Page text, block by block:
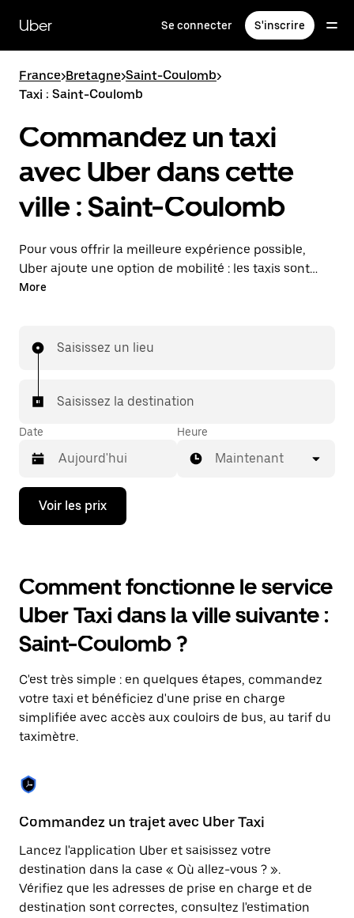
contenu
principal
Uber Se connecter S'inscrire
France>Bretagne>Saint-Coulomb>
Taxi : Saint-Coulomb
Commandez un taxi
avec Uber dans cette
ville : Saint-Coulomb
Pour vous offrir la meilleure expérience possible,
Uber ajoute une option de mobilité : les taxis sont
maintenant disponibles dans l'application. Uber Taxi :
More
Saisissez un lieu
Saisissez la destination
Date
Appuyez
la
bas
pour
ouvrir
le
calendrier
et
une
date.
Appuyez
sur
la
pour
fermer
calendrier.
Heure
Maintenant
Voir les prix
Comment fonctionne le service
Uber Taxi dans la ville suivante :
Saint-Coulomb ?
C'est très simple : en quelques étapes, commandez
votre taxi et bénéficiez d'une prise en charge
simplifiée avec accès aux couloirs de bus, au tarif du
taximètre.
Commandez un trajet avec Uber Taxi
Lancez l'application Uber et saisissez votre
destination dans la case « Où allez-vous ? ».
Vérifiez que les adresses de prise en charge et de
destination sont correctes, consultez l'estimation